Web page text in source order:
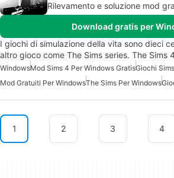
Rilevamento e soluzione mod
Download gratis per
I giochi di simulazione della vita sono dieci
altro gioco come The Sims series. The
WindowsMod Sims 4 Per Windows GratisGiochi
Mod Gratuiti Per WindowsThe Sims Per Windows
1 2 3 4